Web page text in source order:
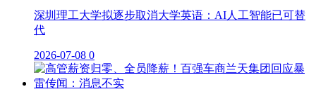
深圳理工大学拟逐步取消大学英语：AI人工智能已可替
代
2026-07-08 0